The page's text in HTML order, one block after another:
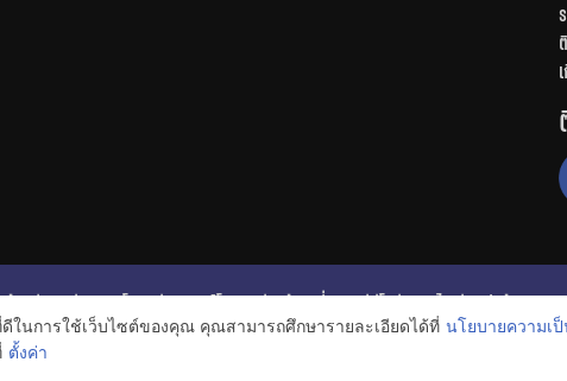
น้าหลัก รีวิวคอนโด รีวิวทาวน์โฮม รีวิวบ้านเดี่ยว วีดีโอรีวิว
ไอเดียแต่งบ้าน
วอสังหาริมทรัพย์
โปรโมชั่นบ้านและคอนโด
นการใช้เว็บไซต์ของคุณ คุณสามารถศึกษารายละเอียดได้ที่ นโยบายความเ
ตั้งค่า